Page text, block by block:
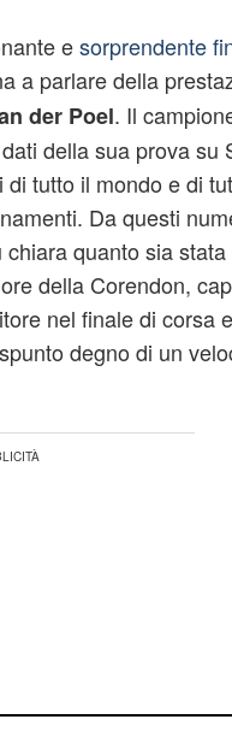
esorprendente
a parlare della
der Poel. Il
della sua prova su
di tutto il mondo e di
Da questi
quanto sia stata
della Corendon,
nel finale di corsa
degno di un